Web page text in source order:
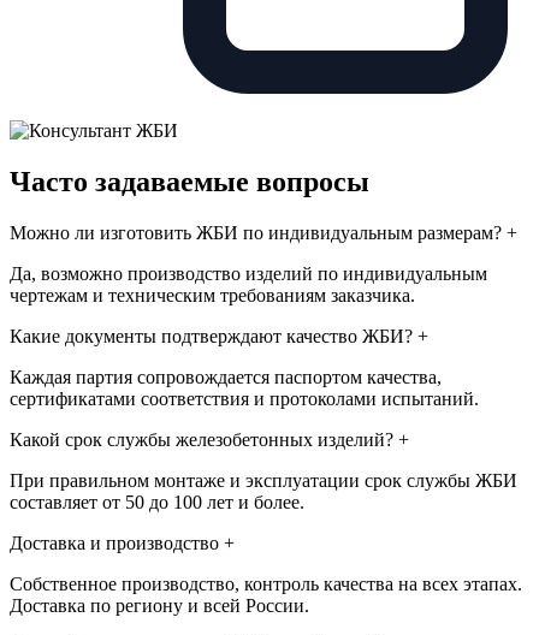
Часто задаваемые вопросы
Можно ли изготовить ЖБИ по индивидуальным размерам? +
Да, возможно производство изделий по индивидуальным
чертежам и техническим требованиям заказчика.
Какие документы подтверждают качество ЖБИ? +
Каждая партия сопровождается паспортом качества,
сертификатами соответствия и протоколами испытаний.
Какой срок службы железобетонных изделий? +
При правильном монтаже и эксплуатации срок службы ЖБИ
составляет от 50 до 100 лет и более.
Доставка и производство +
Собственное производство, контроль качества на всех этапах.
Доставка по региону и всей России.